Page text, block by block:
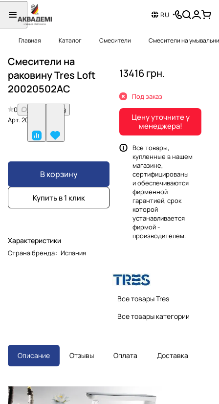
RU
Главная Каталог Смесители Смесители на
Смесители на
раковину Tres Loft
20020502AC
0
Нет отзывов
Арт.20020502AC
В корзину
Купить в 1 клик
Характеристики
Страна бренда: Испания
13416 грн.
Под заказ
Цену уточните у
менеджера!
Все товары,
купленные в нашем
магазине,
сертифицированы
и обеспечиваются
фирменной
гарантией, срок
которой
устанавливается
фирмой -
производителем.
Все товары Tres
Все товары категории
Описание Отзывы Оплата Доставка